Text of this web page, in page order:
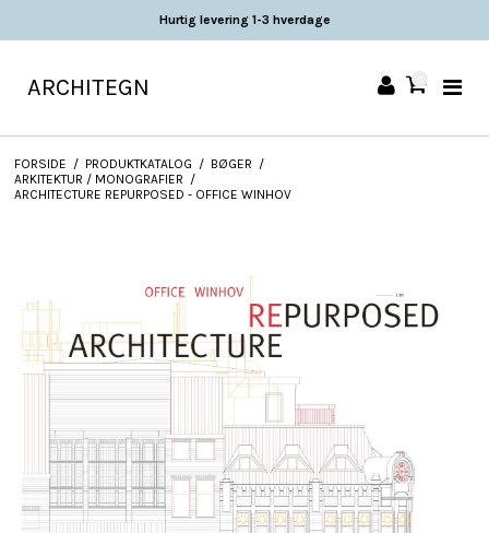
Hurtig levering 1-3 hverdage
ARCHITEGN
FORSIDE / PRODUKTKATALOG / BØGER /
ARKITEKTUR / MONOGRAFIER /
ARCHITECTURE REPURPOSED - OFFICE WINHOV